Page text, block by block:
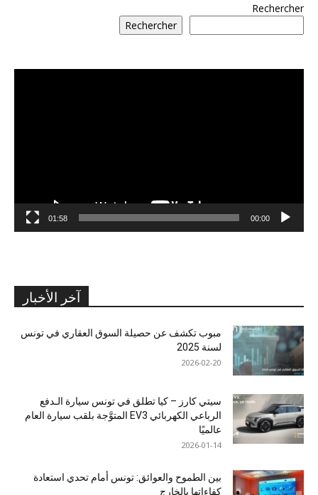
Rechercher
Rechercher
00:00
01:58
آخر الأخبار
مبوب تكشف عن حصيلة السوق العقاري في تونس
لسنة 2025
2026-02-20
سيتي كارز – كيا تطلق في تونس سيارة الـدفع
الرباعي الكهربائي EV3 المتوَّجة بلقب سيارة العام
عالميًا
2026-01-14
بين الطموح والعوائق: تونس أمام تحدي استعادة
كفاءاتها بالخارج